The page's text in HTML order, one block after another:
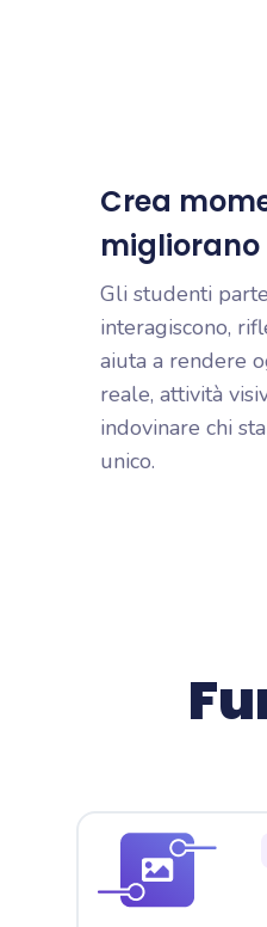
Crea
Gli studenti
interagiscono,
aiuta a rendere
reale, attività
indovinare chi
unico.